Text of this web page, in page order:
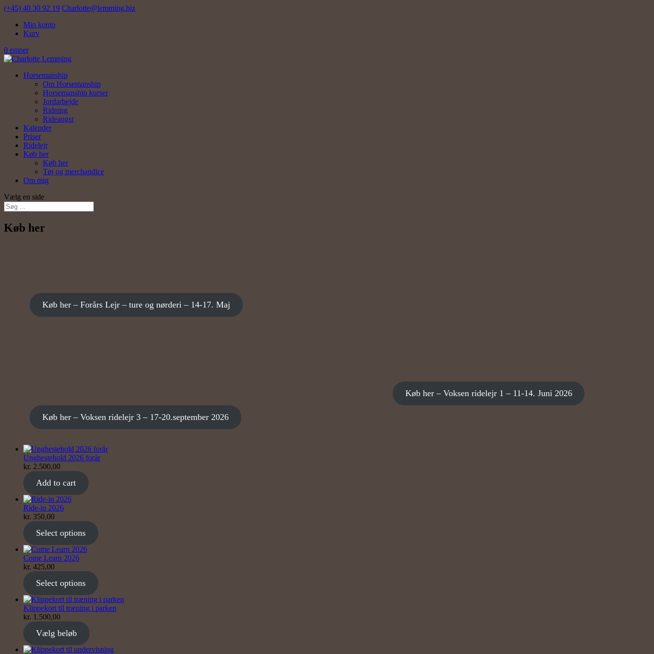
(+45) 40 30 92 19 Charlotte@lemming.biz
Min konto
Kurv
0 emner
Horsemanship
Om Horsemanship
Horsemanship kurser
Jordarbejde
Ridning
Rideangst
Kalender
Priser
Ridelejr
Køb her
Køb her
Tøj og merchandice
Om mig
Vælg en side
Køb her
Køb her – Forårs Lejr – ture og nørderi – 14-17. Maj
Køb her – Voksen ridelejr 1 – 11-14. Juni 2026
Køb her – Voksen ridelejr 3 – 17-20.september 2026
Unghestehold 2026 forår
kr. 2.500,00
Add to cart
Ride-in 2026
kr. 350,00
Select options
Come Learn 2026
kr. 425,00
Select options
Klippekort til træning i parken
kr. 1.500,00
Vælg beløb